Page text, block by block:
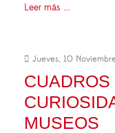
Leer más ...
Jueves, 10
MUSEOS